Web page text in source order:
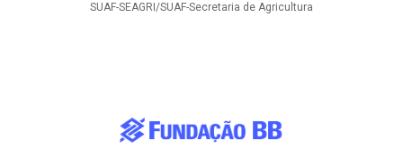
SUAF-SEAGRI/SUAF-Secretaria de Agricultura